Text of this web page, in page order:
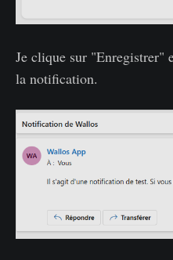
Je clique sur "Enregistrer"
la notification.